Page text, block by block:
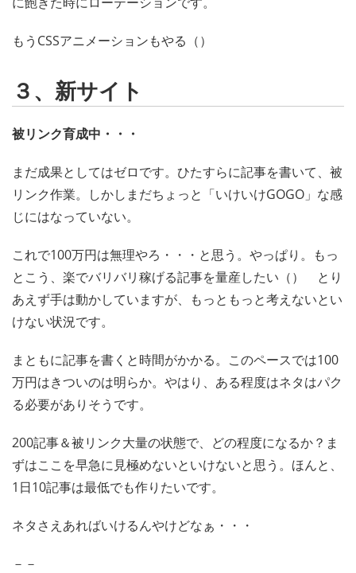
もうCSSアニメーションもやる（）
３、新サイト
被リンク育成中・・・
まだ成果としてはゼロです。ひたすらに記事を書いて、被
リンク作業。しかしまだちょっと「いけいけGOGO」な感
じにはなっていない。
これで100万円は無理やろ・・・と思う。やっぱり。もっ
とこう、楽でバリバリ稼げる記事を量産したい（） とり
あえず手は動かしていますが、もっともっと考えないとい
けない状況です。
まともに記事を書くと時間がかかる。このペースでは100
万円はきついのは明らか。やはり、ある程度はネタはパク
る必要がありそうです。
200記事＆被リンク大量の状態で、どの程度になるか？ま
ずはここを早急に見極めないといけないと思う。ほんと、
1日10記事は最低でも作りたいです。
ネタさえあればいけるんやけどなぁ・・・
－－